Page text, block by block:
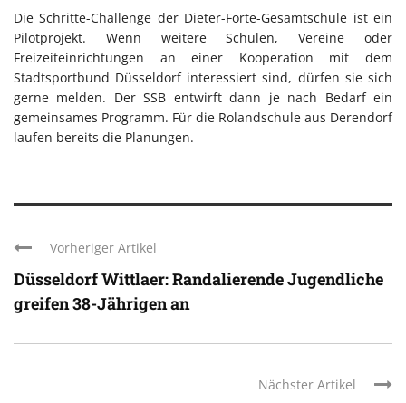
Die Schritte-Challenge der Dieter-Forte-Gesamtschule ist ein
Pilotprojekt. Wenn weitere Schulen, Vereine oder
Freizeiteinrichtungen an einer Kooperation mit dem
Stadtsportbund Düsseldorf interessiert sind, dürfen sie sich
gerne melden. Der SSB entwirft dann je nach Bedarf ein
gemeinsames Programm. Für die Rolandschule aus Derendorf
laufen bereits die Planungen.
Vorheriger Artikel
Düsseldorf Wittlaer: Randalierende Jugendliche
greifen 38-Jährigen an
Nächster Artikel